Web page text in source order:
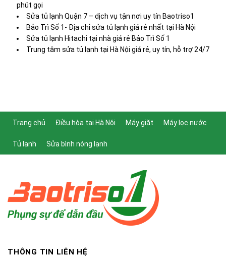
phút gọi
Sửa tủ lạnh Quận 7 – dịch vụ tận nơi uy tín Baotriso1
Bảo Trì Số 1- Địa chỉ sửa tủ lạnh giá rẻ nhất tại Hà Nội
Sửa tủ lạnh Hitachi tại nhà giá rẻ Bảo Trì Số 1
Trung tâm sửa tủ lạnh tại Hà Nội giá rẻ, uy tín, hỗ trợ 24/7
Trang chủ Điều hòa tại Hà Nội Máy giặt Máy lọc nước
Tủ lạnh Sửa bình nóng lạnh
THÔNG TIN LIÊN HỆ